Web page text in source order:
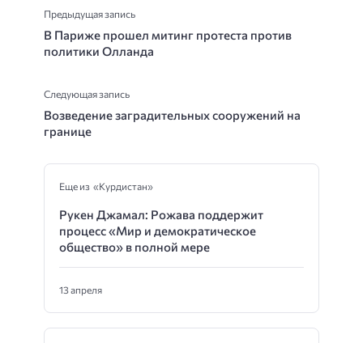
Предыдущая запись
В Париже прошел митинг протеста против
политики Олланда
Следующая запись
Возведение заградительных сооружений на
границе
Еще из «Курдистан»
Рукен Джамал: Рожава поддержит
процесс «Мир и демократическое
общество» в полной мере
13 апреля